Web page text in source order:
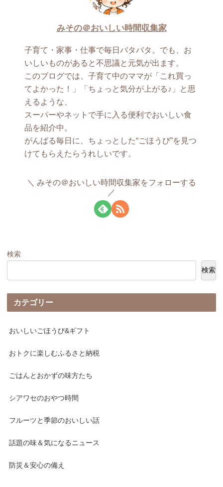
みその＠おいしい時間収集家
子育て・家事・仕事で毎日バタバタ。でも、お
いしいものがあると不思議と元気が出ます。
このブログでは、子育て中のママが「これ買っ
てよかった！」「ちょっと気分が上がる♪」と思
えるような、
スーパーやネットで手に入る便利でおいしい食
品を紹介中。
がんばる毎日に、ちょっとした“ごほうび”を見つ
けてもらえたらうれしいです。
みその＠おいしい時間収集家をフォローする
検索
検索
カテゴリー
おいしいごほうび&ギフト
おトクに楽しむふるさと納税
ごはんとおかずの味方たち
シアワセのおやつ時間
フルーツと季節のおいしい話
話題の味＆気になるニュース
防災＆安心の備え